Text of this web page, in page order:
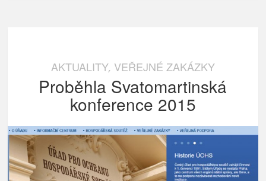
AKTUALITY, VEŘEJNÉ ZAKÁZKY
Proběhla Svatomartinská
konference 2015